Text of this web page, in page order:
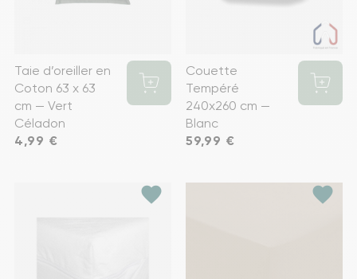
Taie d’oreiller en
Coton 63 x 63
cm — Vert
Céladon
Prix
4,99 €
Couette
Tempéré
240x260 cm —
Blanc
Prix
59,99 €
favorite favorite